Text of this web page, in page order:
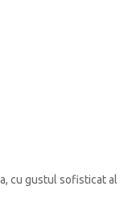
cu gustul sofisticat al